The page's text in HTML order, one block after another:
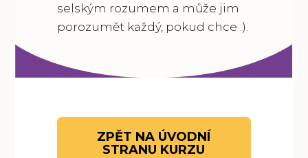
selským rozumem a může jim
porozumět každý, pokud chce :).
ZPĚT NA ÚVODNÍ
STRANU KURZU